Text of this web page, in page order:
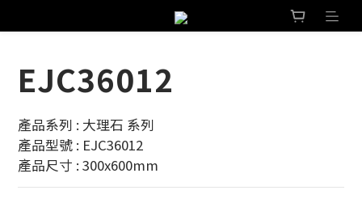
EJC36012
產品系列 : 大理石 系列
產品型號 : EJC36012
產品尺寸 : 300x600mm